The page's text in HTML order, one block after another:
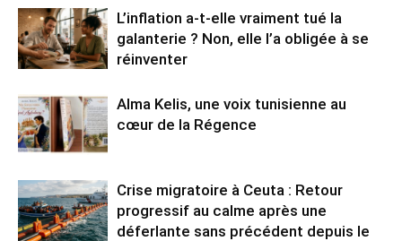
L’inflation a-t-elle vraiment tué la
galanterie ? Non, elle l’a obligée à se
réinventer
Alma Kelis, une voix tunisienne au
cœur de la Régence
Crise migratoire à Ceuta : Retour
progressif au calme après une
déferlante sans précédent depuis le